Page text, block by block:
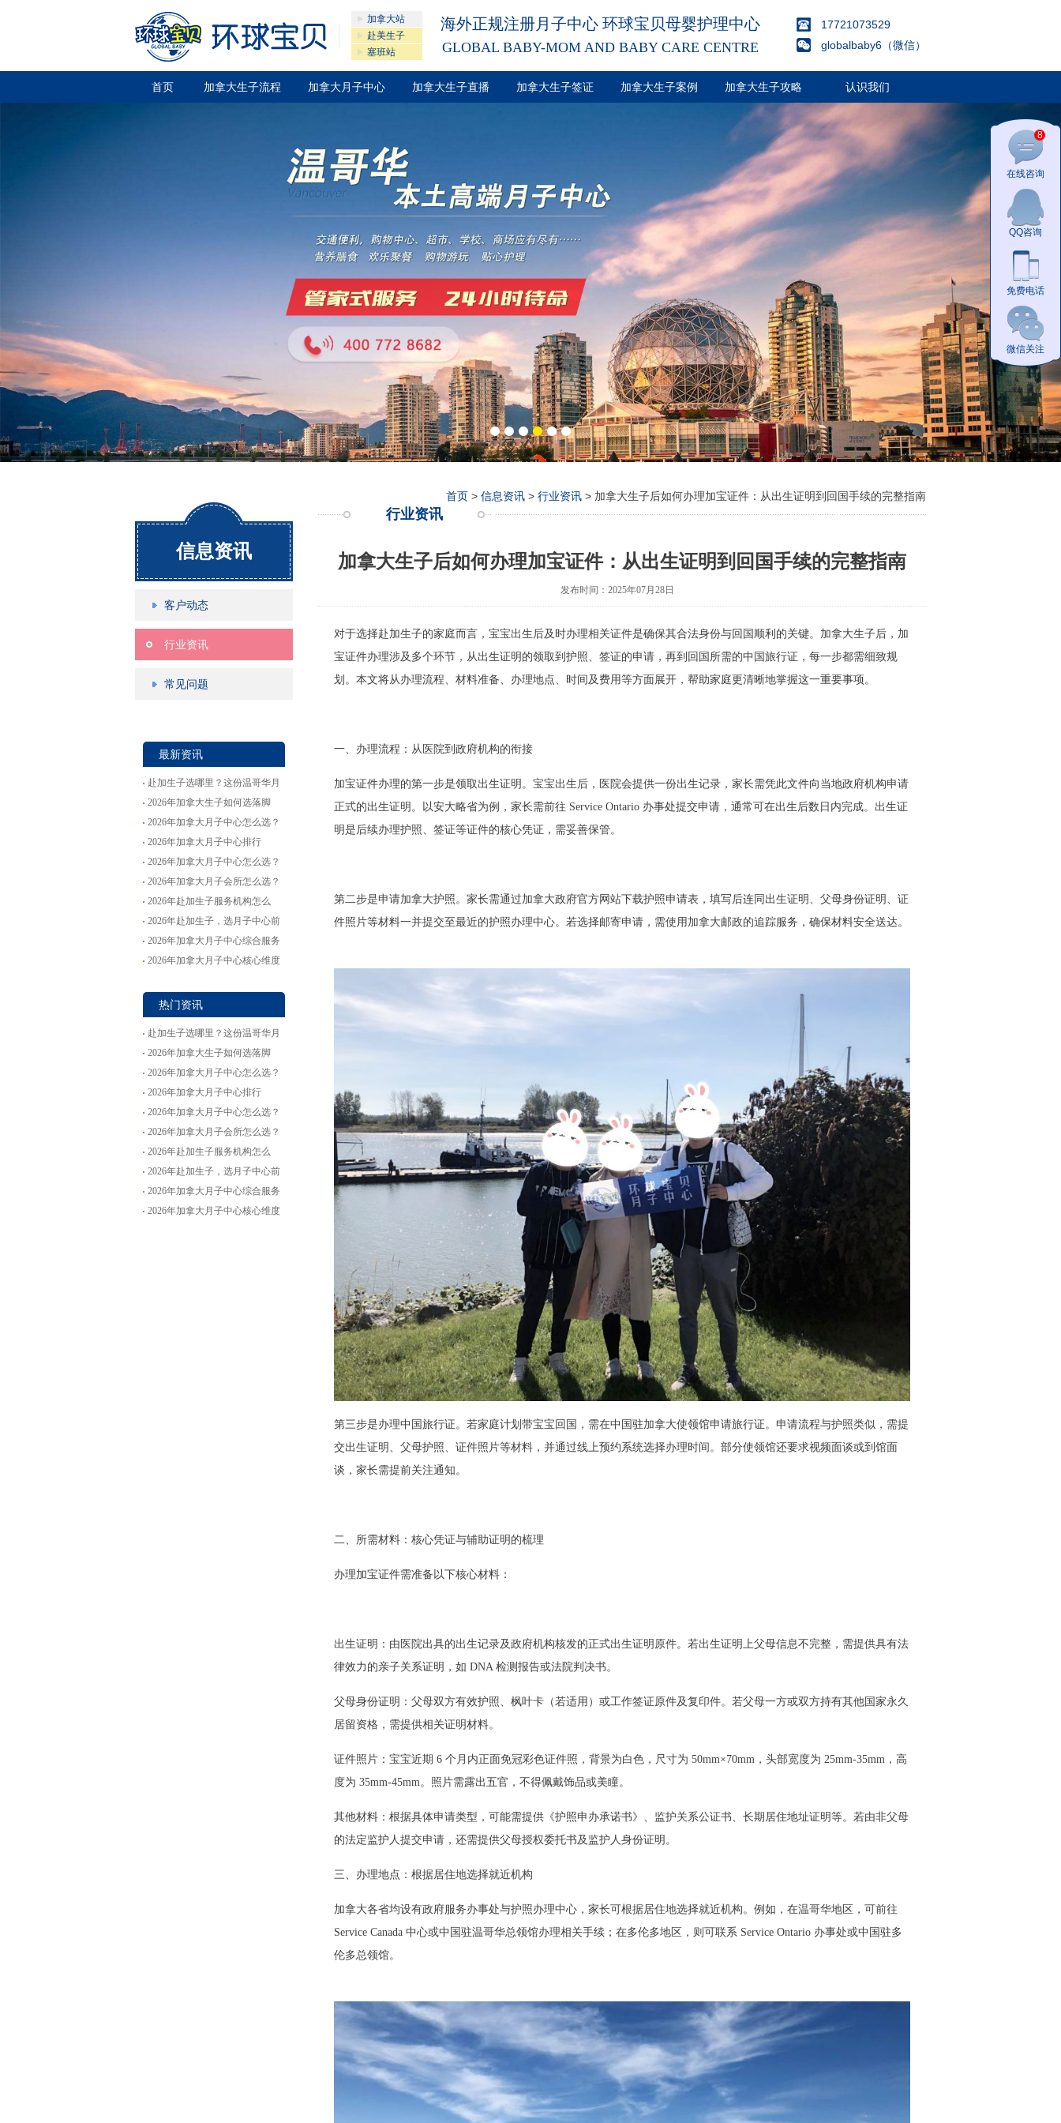
加拿大站
赴美生子
塞班站
海外正规注册月子中心 环球宝贝母婴护理中心
GLOBAL BABY-MOM AND BABY CARE CENTRE
17721073529
globalbaby6（微信）
首页 加拿大生子流程 加拿大月子中心 加拿大生子直播 加拿大生子签证 加拿大生子案例 加拿大生子攻略 认识我们
信息资讯
客户动态
行业资讯
常见问题
最新资讯
赴加生子选哪里？这份温哥华月
子中心推荐请收好
2026年加拿大生子如何选落脚
点？这份月子中心挑选思路供参
2026年加拿大月子中心怎么选？
这份排行帮你理清思路
2026年加拿大月子中心排行
TOP10全参考
2026年加拿大月子中心怎么选？
这份TOP8排行值得收藏
2026年加拿大月子会所怎么选？
一份按服务类型划分的实用参考
2026年赴加生子服务机构怎么
选？一份务实的行业观察与避坑
2026年赴加生子，选月子中心前
先看懂这些新变化
2026年加拿大月子中心综合服务
参考
2026年加拿大月子中心核心维度
热门资讯
赴加生子选哪里？这份温哥华月
子中心推荐请收好
2026年加拿大生子如何选落脚
点？这份月子中心挑选思路供参
2026年加拿大月子中心怎么选？
这份排行帮你理清思路
2026年加拿大月子中心排行
TOP10全参考
2026年加拿大月子中心怎么选？
这份TOP8排行值得收藏
2026年加拿大月子会所怎么选？
一份按服务类型划分的实用参考
2026年赴加生子服务机构怎么
选？一份务实的行业观察与避坑
2026年赴加生子，选月子中心前
先看懂这些新变化
2026年加拿大月子中心综合服务
参考
2026年加拿大月子中心核心维度
首页 > 信息资讯 > 行业资讯 > 加拿大生子后如何办理加宝证件：从出生证明到回国手续的完整指南
行业资讯
加拿大生子后如何办理加宝证件：从出生证明到回国手续的完整指南
发布时间：2025年07月28日
对于选择赴加生子的家庭而言，宝宝出生后及时办理相关证件是确保其合法身份与回国顺利的关键。加拿大生子后，加
宝证件办理涉及多个环节，从出生证明的领取到护照、签证的申请，再到回国所需的中国旅行证，每一步都需细致规
划。本文将从办理流程、材料准备、办理地点、时间及费用等方面展开，帮助家庭更清晰地掌握这一重要事项。
一、办理流程：从医院到政府机构的衔接
加宝证件办理的第一步是领取出生证明。宝宝出生后，医院会提供一份出生记录，家长需凭此文件向当地政府机构申请
正式的出生证明。以安大略省为例，家长需前往 Service Ontario 办事处提交申请，通常可在出生后数日内完成。出生证
明是后续办理护照、签证等证件的核心凭证，需妥善保管。
第二步是申请加拿大护照。家长需通过加拿大政府官方网站下载护照申请表，填写后连同出生证明、父母身份证明、证
件照片等材料一并提交至最近的护照办理中心。若选择邮寄申请，需使用加拿大邮政的追踪服务，确保材料安全送达。
第三步是办理中国旅行证。若家庭计划带宝宝回国，需在中国驻加拿大使领馆申请旅行证。申请流程与护照类似，需提
交出生证明、父母护照、证件照片等材料，并通过线上预约系统选择办理时间。部分使领馆还要求视频面谈或到馆面
谈，家长需提前关注通知。
二、所需材料：核心凭证与辅助证明的梳理
办理加宝证件需准备以下核心材料：
出生证明：由医院出具的出生记录及政府机构核发的正式出生证明原件。若出生证明上父母信息不完整，需提供具有法
律效力的亲子关系证明，如 DNA 检测报告或法院判决书。
父母身份证明：父母双方有效护照、枫叶卡（若适用）或工作签证原件及复印件。若父母一方或双方持有其他国家永久
居留资格，需提供相关证明材料。
证件照片：宝宝近期 6 个月内正面免冠彩色证件照，背景为白色，尺寸为 50mm×70mm，头部宽度为 25mm-35mm，高
度为 35mm-45mm。照片需露出五官，不得佩戴饰品或美瞳。
其他材料：根据具体申请类型，可能需提供《护照申办承诺书》、监护关系公证书、长期居住地址证明等。若由非父母
的法定监护人提交申请，还需提供父母授权委托书及监护人身份证明。
三、办理地点：根据居住地选择就近机构
加拿大各省均设有政府服务办事处与护照办理中心，家长可根据居住地选择就近机构。例如，在温哥华地区，可前往
Service Canada 中心或中国驻温哥华总领馆办理相关手续；在多伦多地区，则可联系 Service Ontario 办事处或中国驻多
伦多总领馆。
8
在线咨询
QQ咨询
免费电话
微信关注